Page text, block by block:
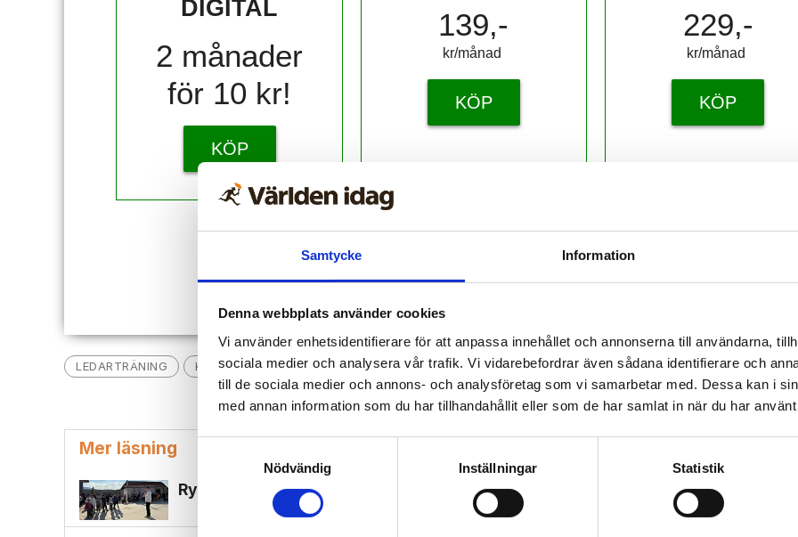
Samtycke Information
Denna webbplats använder cookies
Vi använder enhetsidentifierare för att anpassa innehållet och annonserna till användarna,
sociala medier och analysera vår trafik. Vi vidarebefordrar även sådana identifierare och
till de sociala medier och annons- och analysföretag som vi samarbetar med. Dessa kan i
med annan information som du har tillhandahållit eller som de har samlat in när du har
Nödvändig
Inställningar Statistik
DIGITAL
2 månader
för 10 kr!
KÖP
139,-
kr/månad ​​​​​​
KÖP
229,-
kr/månad ​​​​​​
KÖP
LEDARTRÄNING KRÖNIKOR INDIEN HINDUER FÖRSAMLINGSPLANTERING FÖRFÖLJELSE
Mer läsning
Ryktet om Jesus spreds i byn